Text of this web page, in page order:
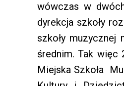
wówczas w
dyrekcja szkoły
szkoły muzycznej
średnim. Tak więc
Miejska Szkoła